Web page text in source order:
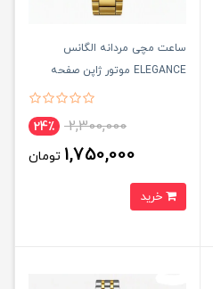
ساعت مچی مردانه الگانس
ELEGANCE موتور ژاپن صفحه
2,300,000 24٪
1,750,000 تومان